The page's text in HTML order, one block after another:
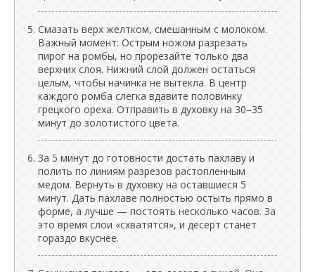
Смазать верх желтком, смешанным с молоком.
Важный момент: Острым ножом разрезать
пирог на ромбы, но прорезайте только два
верхних слоя. Нижний слой должен остаться
целым, чтобы начинка не вытекла. В центр
каждого ромба слегка вдавите половинку
грецкого ореха. Отправить в духовку на 30–35
минут до золотистого цвета.
За 5 минут до готовности достать пахлаву и
полить по линиям разрезов растопленным
медом. Вернуть в духовку на оставшиеся 5
минут. Дать пахлаве полностью остыть прямо в
форме, а лучше — постоять несколько часов. За
это время слои «схватятся», и десерт станет
гораздо вкуснее.